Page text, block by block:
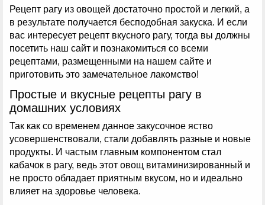
Рецепт рагу из овощей достаточно простой и легкий, а
в результате получается бесподобная закуска. И если
вас интересует рецепт вкусного рагу, тогда вы должны
посетить наш сайт и познакомиться со всеми
рецептами, размещенными на нашем сайте и
приготовить это замечательное лакомство!
Простые и вкусные рецепты рагу в
домашних условиях
Так как со временем данное закусочное яство
усовершенствовали, стали добавлять разные и новые
продукты. И частым главным компонентом стал
кабачок в рагу, ведь этот овощ витаминизированный и
не просто обладает приятным вкусом, но и идеально
влияет на здоровье человека.